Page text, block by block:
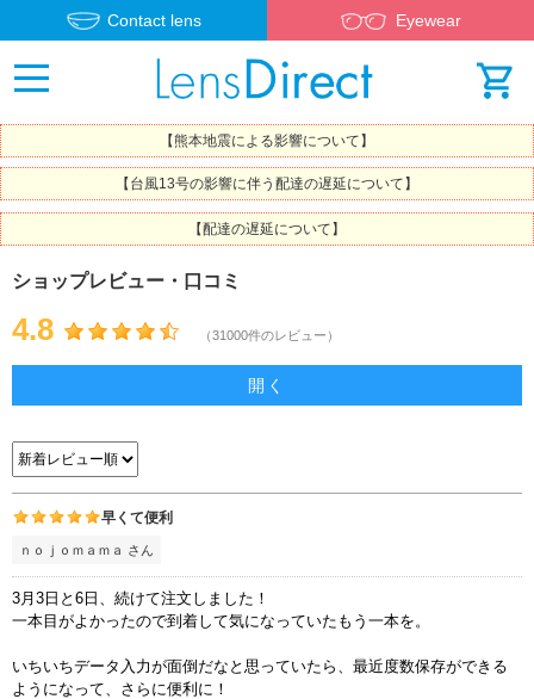
Contact lens Eyewear
【熊本地震による影響について】
【台風13号の影響に伴う配達の遅延について】
【配達の遅延について】
ショップレビュー・口コミ
4.8 （31000件のレビュー）
開く
早くて便利
ｎｏｊｏｍａｍａ さん
3月3日と6日、続けて注文しました！
一本目がよかったので到着して気になっていたもう一本を。
いちいちデータ入力が面倒だなと思っていたら、最近度数保存ができる
ようになって、さらに便利に！